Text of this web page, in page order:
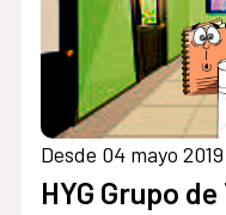
Desde 04 mayo
HYG Grupo